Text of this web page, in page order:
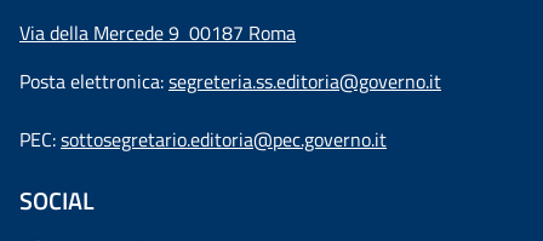
Via della Mercede 9 00187 Roma
Posta elettronica:segreteria.ss.editoria@governo.it
PEC:sottosegretario.editoria@pec.governo.it
SOCIAL